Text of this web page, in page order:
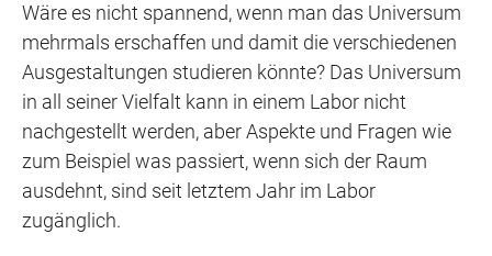
Wäre es nicht spannend, wenn man das Universum
mehrmals erschaffen und damit die verschiedenen
Ausgestaltungen studieren könnte? Das Universum
in all seiner Vielfalt kann in einem Labor nicht
nachgestellt werden, aber Aspekte und Fragen wie
zum Beispiel was passiert, wenn sich der Raum
ausdehnt, sind seit letztem Jahr im Labor
zugänglich.